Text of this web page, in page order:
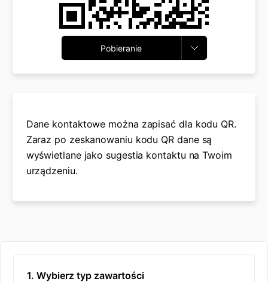
Pobieranie
Dane kontaktowe można zapisać dla kodu QR.
Zaraz po zeskanowaniu kodu QR dane są
wyświetlane jako sugestia kontaktu na Twoim
urządzeniu.
1. Wybierz typ zawartości